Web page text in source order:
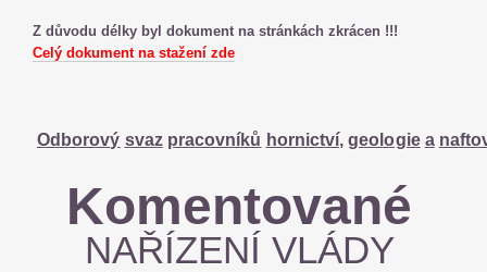
Z důvodu délky byl dokument na stránkách zkrácen !!!
Celý dokument na stažení zde
Odborový svaz pracovníků hornictví, geologie a
Komentované
NAŘÍZENÍ VLÁDY